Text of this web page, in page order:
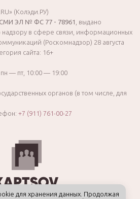
(Колэди.РУ)
ЭЛ № ФС 77 - 78961
, выдано
в сфере связи, информационных
(Роскомнадзор) 28 августа
сайта: 16+
— пт, 10:00 — 19:00
органов (в том числе, для
+7 (911) 761-00-27
для хранения данных. Продолжая